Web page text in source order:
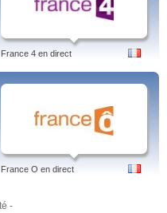
play kunskapskanalen, ur
svtplay, igår, amish, home, tv
France 4 en direct
France O en direct
-